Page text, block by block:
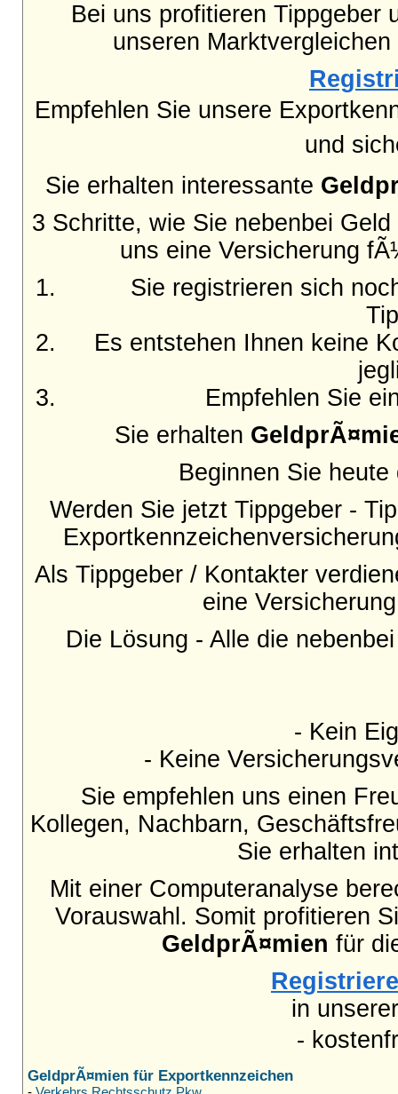
Bei uns profitieren Tippgeber
unseren
Empfehlen Sie unsere
und
Sie erhalten interessante
3 Schritte, wie Sie nebenbei
uns eine Versicherung
Sie registrieren sich
Es entstehen Ihnen keine
Empfehlen Sie
Sie erhalten
Beginnen Sie
Werden Sie jetzt Tippgeber -
Als Tippgeber / Kontakter
eine
Die Lösung - Alle die
- Kein
- Keine
Sie empfehlen uns einen
Kollegen, Nachbarn,
Sie erhalten
Mit einer Computeranalyse
Vorauswahl. Somit profitieren
GeldprÃ¤mien für
in
-
GeldprÃ¤mien für Exportkennzeichen